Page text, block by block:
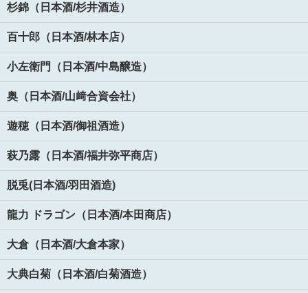
杉錦（日本酒/杉井酒造）
百十郎（日本酒/林本店）
小左衛門（日本酒/中島醸造）
奥（日本酒/山﨑合資会社）
遊穂（日本酒/御祖酒造）
萩乃露（日本酒/福井弥平商店）
脱兎(日本酒/羽田酒造)
龍力 ドラゴン（日本酒/本田商店）
大倉（日本酒/大倉本家）
大典白菊（日本酒/白菊酒造）